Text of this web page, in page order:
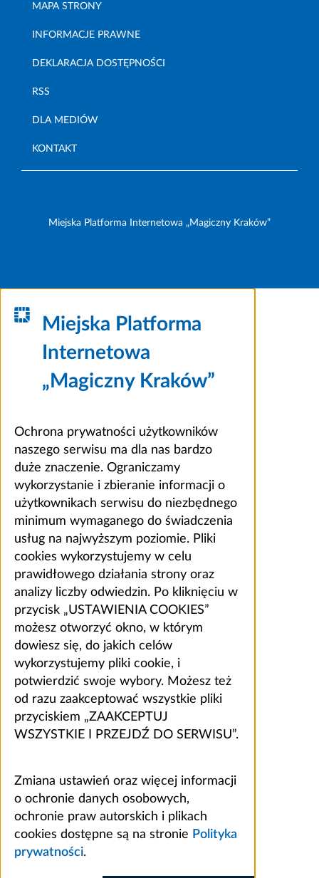
MAPA STRONY
INFORMACJE PRAWNE
DEKLARACJA DOSTĘPNOŚCI
RSS
DLA MEDIÓW
KONTAKT
Miejska Platforma Internetowa „Magiczny Kraków”
Miejska Platforma
Internetowa
„Magiczny Kraków”
Ochrona prywatności użytkowników
naszego serwisu ma dla nas bardzo
duże znaczenie. Ograniczamy
wykorzystanie i zbieranie informacji o
użytkownikach serwisu do niezbędnego
minimum wymaganego do świadczenia
usług na najwyższym poziomie. Pliki
cookies wykorzystujemy w celu
prawidłowego działania strony oraz
analizy liczby odwiedzin. Po kliknięciu w
przycisk „USTAWIENIA COOKIES”
możesz otworzyć okno, w którym
dowiesz się, do jakich celów
wykorzystujemy pliki cookie, i
potwierdzić swoje wybory. Możesz też
od razu zaakceptować wszystkie pliki
przyciskiem „ZAAKCEPTUJ
WSZYSTKIE I PRZEJDŹ DO SERWISU”.
Zmiana ustawień oraz więcej informacji
o ochronie danych osobowych,
ochronie praw autorskich i plikach
cookies dostępne są na stronie Polityka
prywatności.